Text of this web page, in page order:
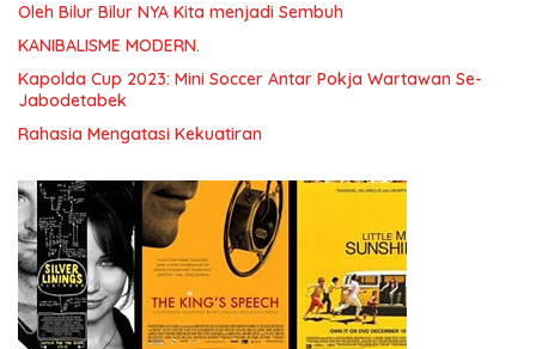
Oleh Bilur Bilur NYA Kita menjadi Sembuh
KANIBALISME MODERN.
Kapolda Cup 2023: Mini Soccer Antar Pokja Wartawan Se-
Jabodetabek
Rahasia Mengatasi Kekuatiran